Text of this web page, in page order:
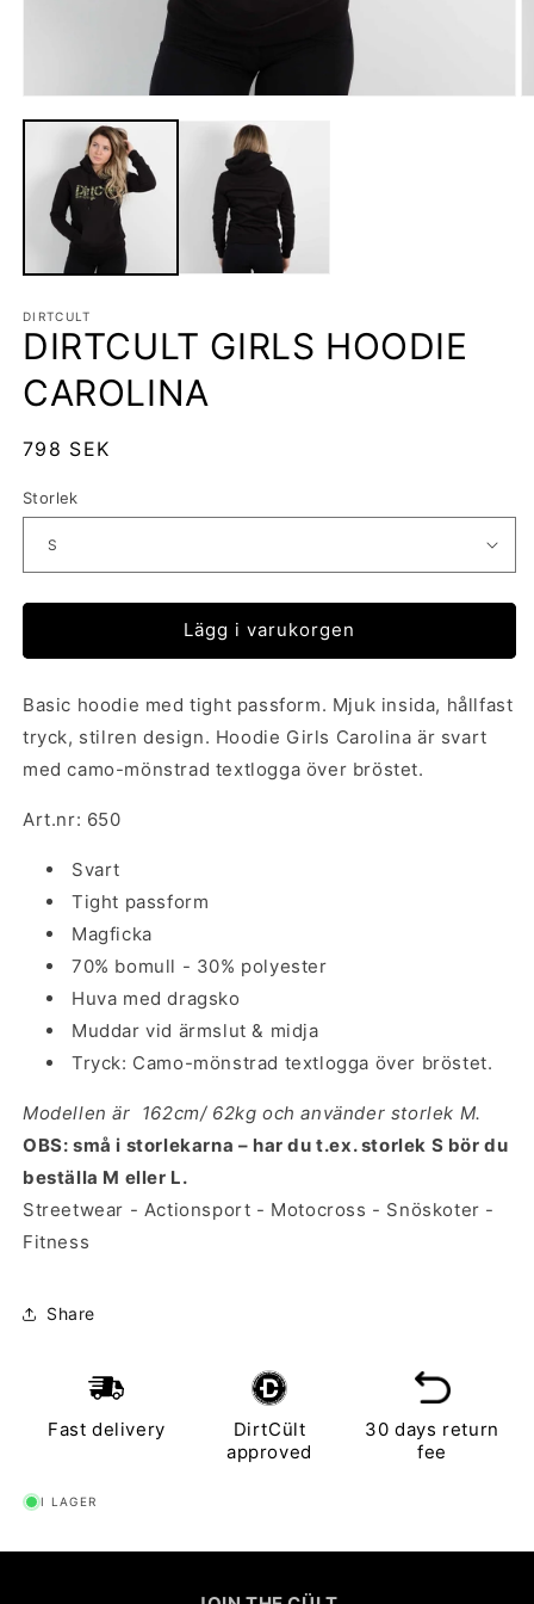
mediet
modalfönster
DIRTCULT
DIRTCULT GIRLS HOODIE
CAROLINA
Ordinarie
798 SEK
Storlek
Lägg i varukorgen
Basic hoodie med tight passform. Mjuk insida, hållfast
tryck, stilren design. Hoodie Girls Carolina är svart
med camo-mönstrad textlogga över bröstet.
Art.nr: 650
Svart
Tight passform
Magficka
70% bomull - 30% polyester
Huva med dragsko
Muddar vid ärmslut & midja
Tryck: Camo-mönstrad textlogga över bröstet.
Modellen är 162cm/ 62kg och använder storlek M.
OBS: små i storlekarna – har du t.ex. storlek S bör du
beställa M eller L.
Streetwear - Actionsport - Motocross - Snöskoter -
Fitness
Share
Fast delivery
DirtCült
approved
30 days return
fee
I LAGER